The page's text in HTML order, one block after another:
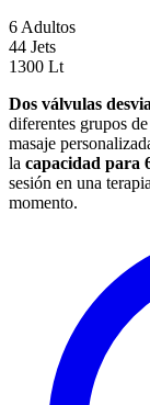
6 Adultos
44 Jets
1300 Lt
Dos válvulas
diferentes grupos
masaje
la capacidad para
sesión en una
momento.